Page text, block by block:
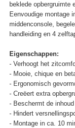
beklede opbergruimte
Eenvoudige montage
middenconsole,
handleiding en 4
Eigenschappen:
- Verhoogt het
- Mooie, chique en
- Ergonomisch
- Creëert extra
- Beschermt de
- Hindert
- Montage in ca. 10